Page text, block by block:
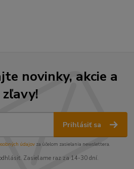
novinky, akcie a
zľavy!
Prihlásiť sa
údajov za účelom zasielania newslettera.
odhlásiť. Zasielame raz za 14-30 dní.